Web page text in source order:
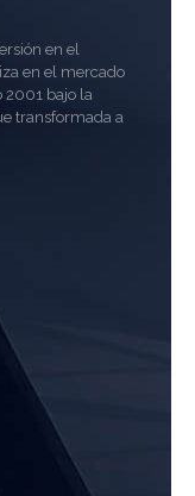
en el
en el mercado
2001 bajo la
transformada a